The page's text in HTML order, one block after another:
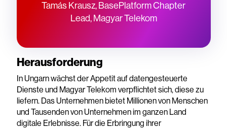
Tamás Krausz, BasePlatform Chapter
Lead, Magyar Telekom
Herausforderung
In Ungarn wächst der Appetit auf datengesteuerte
Dienste und Magyar Telekom verpflichtet sich, diese zu
liefern. Das Unternehmen bietet Millionen von Menschen
und Tausenden von Unternehmen im ganzen Land
digitale Erlebnisse. Für die Erbringung ihrer